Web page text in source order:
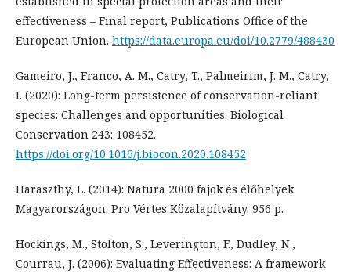
effectiveness – Final report, Publications Office of the
European Union. https://data.europa.eu/doi/10.2779/488430
Gameiro, J., Franco, A. M., Catry, T., Palmeirim, J. M., Catry,
I. (2020): Long-term persistence of conservation-reliant
species: Challenges and opportunities. Biological
Conservation 243: 108452.
https://doi.org/10.1016/j.biocon.2020.108452
Haraszthy, L. (2014): Natura 2000 fajok és élőhelyek
Magyarországon. Pro Vértes Közalapítvány. 956 p.
Hockings, M., Stolton, S., Leverington, F., Dudley, N.,
Courrau, J. (2006): Evaluating Effectiveness: A framework